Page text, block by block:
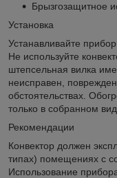
Брызгозащитное
Установка
Устанавливайте
Не используйте
штепсельная вилка
неисправен,
обстоятельствах.
только в собранном
Рекомендации
Конвектор должен
типах) помещениях с
Использование